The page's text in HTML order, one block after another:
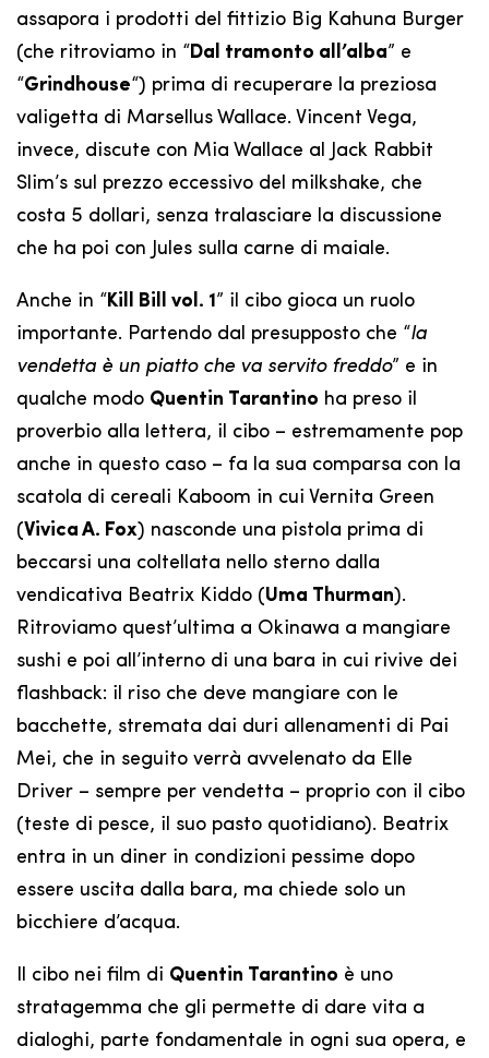
assapora i prodotti del fittizio Big Kahuna Burger
(che ritroviamo in “Dal tramonto all’alba” e
“Grindhouse“) prima di recuperare la preziosa
valigetta di Marsellus Wallace. Vincent Vega,
invece, discute con Mia Wallace al Jack Rabbit
Slim’s sul prezzo eccessivo del milkshake, che
costa 5 dollari, senza tralasciare la discussione
che ha poi con Jules sulla carne di maiale.
Anche in “Kill Bill vol. 1” il cibo gioca un ruolo
importante. Partendo dal presupposto che “la
vendetta è un piatto che va servito freddo” e in
qualche modo Quentin Tarantino ha preso il
proverbio alla lettera, il cibo – estremamente pop
anche in questo caso – fa la sua comparsa con la
scatola di cereali Kaboom in cui Vernita Green
(Vivica A. Fox) nasconde una pistola prima di
beccarsi una coltellata nello sterno dalla
vendicativa Beatrix Kiddo (Uma Thurman).
Ritroviamo quest’ultima a Okinawa a mangiare
sushi e poi all’interno di una bara in cui rivive dei
flashback: il riso che deve mangiare con le
bacchette, stremata dai duri allenamenti di Pai
Mei, che in seguito verrà avvelenato da Elle
Driver – sempre per vendetta – proprio con il cibo
(teste di pesce, il suo pasto quotidiano). Beatrix
entra in un diner in condizioni pessime dopo
essere uscita dalla bara, ma chiede solo un
bicchiere d’acqua.
Il cibo nei film di Quentin Tarantino è uno
stratagemma che gli permette di dare vita a
dialoghi, parte fondamentale in ogni sua opera, e